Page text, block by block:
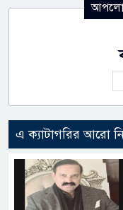
এ ক্যাটাগরির আরো